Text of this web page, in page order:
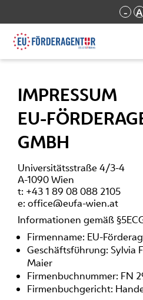
- A
IMPRESSUM
EU-
GMBH
Universitätsstraße 4/3-4
A-1090 Wien
t: +43 1 89 08 088 2105
e: office@eufa-wien.at
Informationen gemäß
Firmenname: EU-
Geschäftsführung: Sylvia
Maier
Firmenbuchnummer: FN
Firmenbuchgericht: